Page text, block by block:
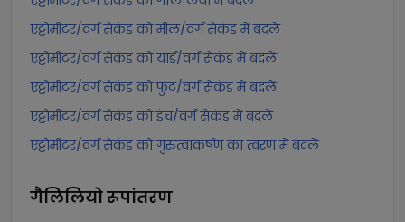
एट्टोमीटर/वर्ग सेकंड को मील/वर्ग सेकंड में बदलें
एट्टोमीटर/वर्ग सेकंड को यार्ड/वर्ग सेकंड में बदलें
एट्टोमीटर/वर्ग सेकंड को फुट/वर्ग सेकंड में बदलें
एट्टोमीटर/वर्ग सेकंड को इंच/वर्ग सेकंड में बदलें
एट्टोमीटर/वर्ग सेकंड को गुरुत्वाकर्षण का त्वरण में बदलें
गैलिलियोरूपांतरण